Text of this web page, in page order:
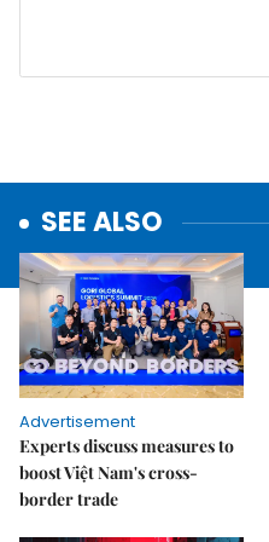
SEE ALSO
Advertisement
Experts discuss measures to
boost Việt Nam's cross-
border trade